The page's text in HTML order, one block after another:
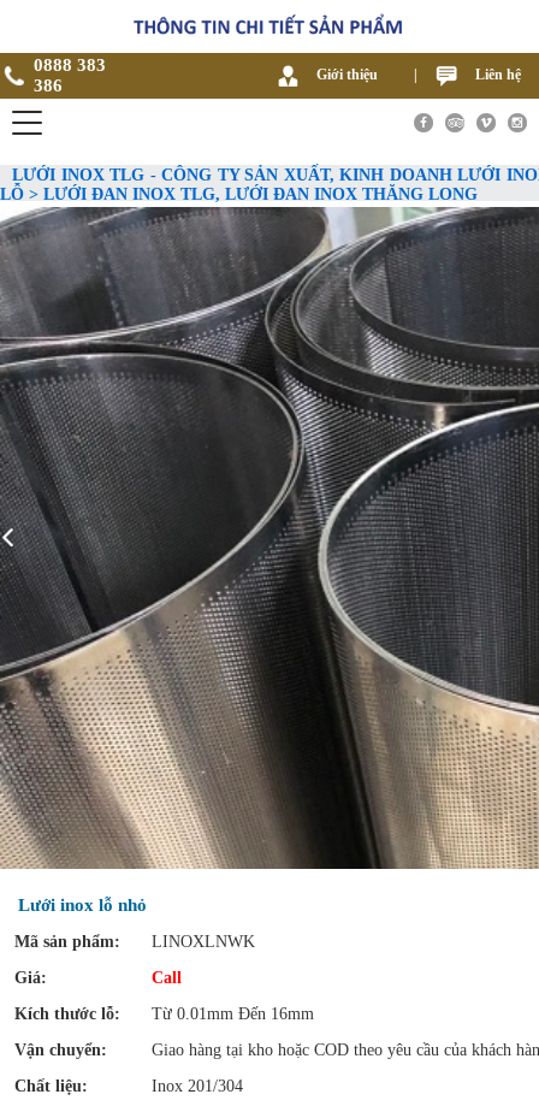
0888 383
386
Giới thiệu Liên hệ
LƯỚI INOX TLG - CÔNG TY SẢN XUẤT, KINH DOANH LƯỚI
LỖ > LƯỚI ĐAN INOX TLG, LƯỚI ĐAN INOX THĂNG LONG
Lưới inox lỗ nhỏ
Mã sản phẩm:
LINOXLNWK
Giá:
Call
Kích thước lỗ:
Từ 0.01mm Đến 16mm
Vận chuyển:
Giao hàng tại kho hoặc COD theo yêu cầu của khách
Chất liệu:
Inox 201/304